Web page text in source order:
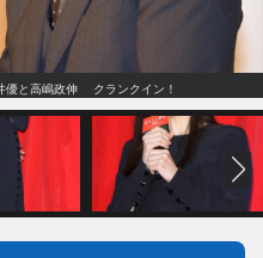
優と高嶋政伸 クランクイン！